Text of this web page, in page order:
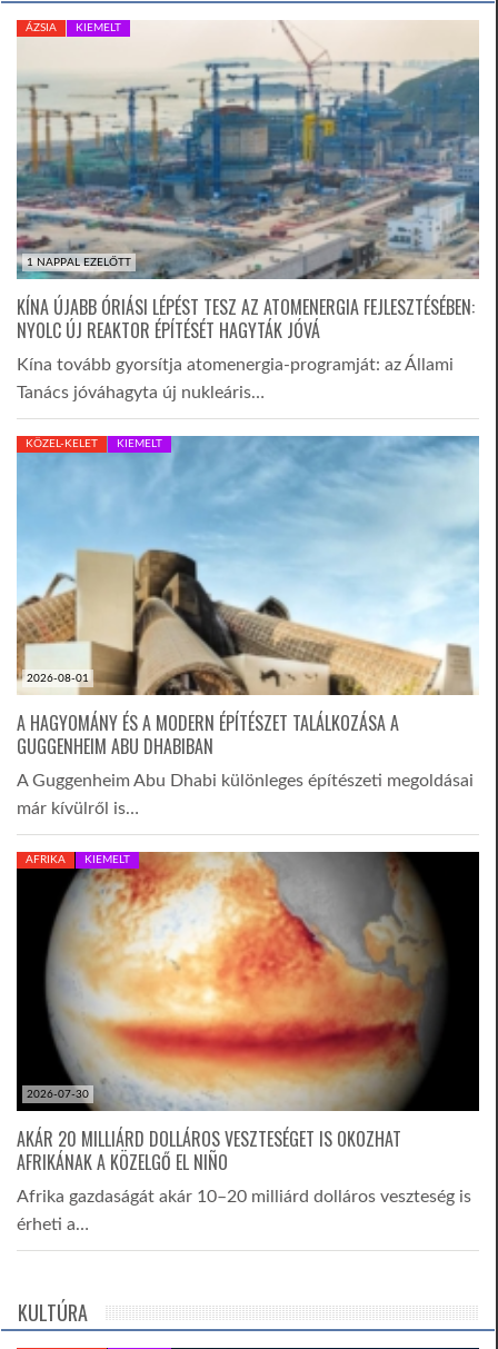
1 NAPPAL EZELŐTT
ÁZSIA KIEMELT
KÍNA ÚJABB ÓRIÁSI LÉPÉST TESZ AZ ATOMENERGIA FEJLESZTÉSÉBEN:
NYOLC ÚJ REAKTOR ÉPÍTÉSÉT HAGYTÁK JÓVÁ
Kína tovább gyorsítja atomenergia-programját: az Állami
Tanács jóváhagyta új nukleáris…
2026-08-01
KÖZEL-KELET KIEMELT
A HAGYOMÁNY ÉS A MODERN ÉPÍTÉSZET TALÁLKOZÁSA A
GUGGENHEIM ABU DHABIBAN
A Guggenheim Abu Dhabi különleges építészeti megoldásai
már kívülről is…
2026-07-30
AFRIKA KIEMELT
AKÁR 20 MILLIÁRD DOLLÁROS VESZTESÉGET IS OKOZHAT
AFRIKÁNAK A KÖZELGŐ EL NIÑO
Afrika gazdaságát akár 10–20 milliárd dolláros veszteség is
érheti a…
KULTÚRA